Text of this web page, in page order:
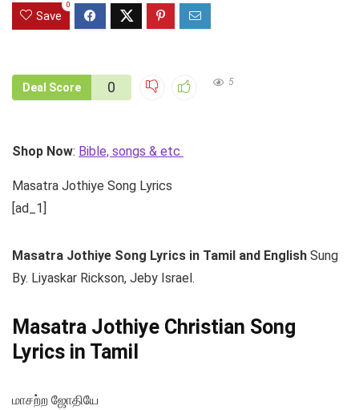
Save
0
Deal Score 0 5
Shop Now: Bible, songs & etc
Masatra Jothiye Song Lyrics
[ad_1]
Masatra Jothiye Song Lyrics in Tamil and English Sung
By. Liyaskar Rickson, Jeby Israel.
Masatra Jothiye Christian Song
Lyrics in Tamil
மாசற்ற ஜோதியே